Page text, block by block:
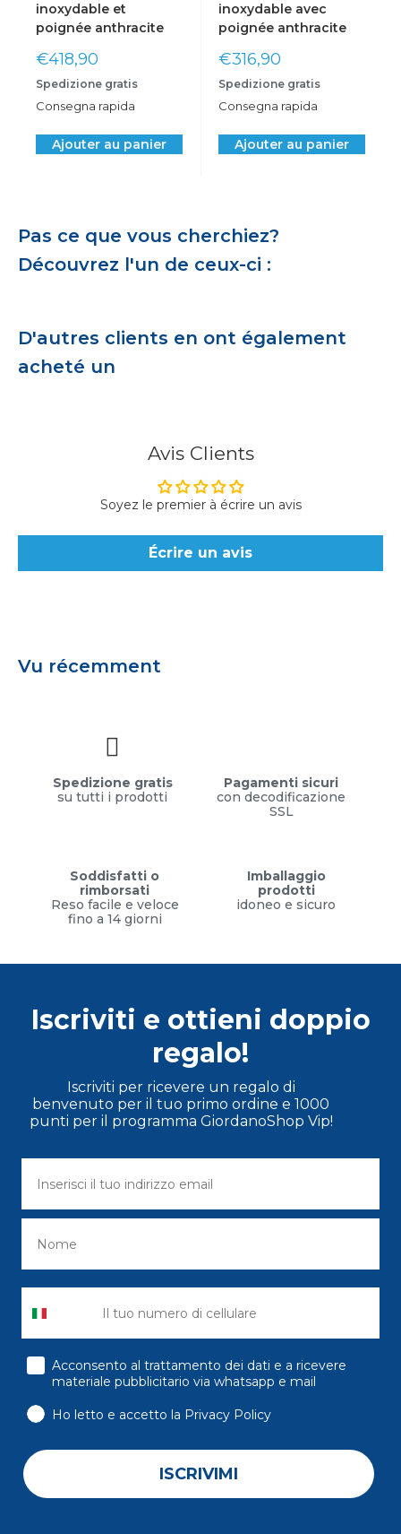
inoxydable et
poignée anthracite
Prix
réduit
€418,90
Spedizione gratis
Consegna rapida
Ajouter au panier
inoxydable avec
poignée anthracite
Prix
réduit
€316,90
Spedizione gratis
Consegna rapida
Ajouter au panier
Pas ce que vous cherchiez?
Découvrez l'un de ceux-ci :
D'autres clients en ont également
acheté un
Avis Clients
Soyez le premier à écrire un avis
Écrire un avis
Vu récemment
Spedizione gratis
su tutti i prodotti
Pagamenti sicuri
con decodificazione
SSL
Soddisfatti o
rimborsati
Reso facile e veloce
fino a 14 giorni
Imballaggio
prodotti
idoneo e sicuro
Iscriviti e ottieni doppio
regalo!
Iscriviti per ricevere un regalo di
benvenuto per il tuo primo ordine e 1000
punti per il programma GiordanoShop Vip!
consenso
Acconsento al trattamento dei dati e a ricevere
materiale pubblicitario via whatsapp e mail
Ho letto e accetto la Privacy Policy
ISCRIVIMI